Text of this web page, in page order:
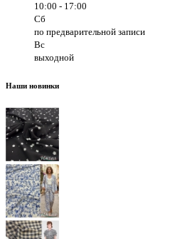
10:00 - 17:00
Сб
по предварительной записи
Вс
выходной
Наши новинки